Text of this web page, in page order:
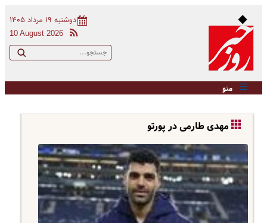
دوشنبه ۱۹ مرداد ۱۴۰۵
10 August 2026
منو
مهدی طارمی در پورتو